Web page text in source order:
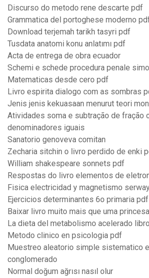
Discurso do metodo rene descarte pdf
Grammatica del portoghese moderno
Download terjemah tarikh tasyri pdf
Tusdata anatomi konu anlatımı pdf
Acta de entrega de obra ecuador
Schemi e schede procedura penale
Matematicas desde cero pdf
Livro espirita dialogo com as sombras
Jenis jenis kekuasaan menurut teori
Atividades soma e subtração de fração
denominadores iguais
Sanatorio genoveva comitan
Zecharia sitchin o livro perdido de enki
William shakespeare sonnets pdf
Respostas do livro elementos de
Fisica electricidad y magnetismo
Ejercicios determinantes 6o primaria pdf
Baixar livro muito mais que uma
La dieta del metabolismo acelerado
Metodo clinico en psicologia pdf
Muestreo aleatorio simple sistematico
conglomerado
Normal doğum ağrısı nasıl olur